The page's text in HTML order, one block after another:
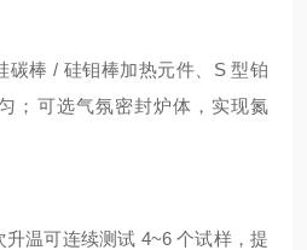
碳棒 / 硅钼棒加热元件、S 型铂
；可选气氛密封炉体，实现氮
温可连续测试 4~6 个试样，提